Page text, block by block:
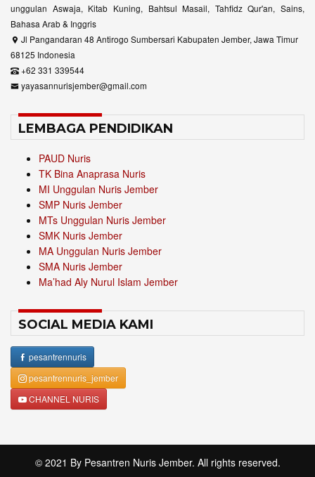
unggulan Aswaja, Kitab Kuning, Bahtsul Masail, Tahfidz Qur'an, Sains,
Bahasa Arab & Inggris
Jl Pangandaran 48 Antirogo Sumbersari Kabupaten Jember, Jawa Timur
68125 Indonesia
+62 331 339544
yayasannurisjember@gmail.com
LEMBAGA PENDIDIKAN
PAUD Nuris
TK Bina Anaprasa Nuris
MI Unggulan Nuris Jember
SMP Nuris Jember
MTs Unggulan Nuris Jember
SMK Nuris Jember
MA Unggulan Nuris Jember
SMA Nuris Jember
Ma’had Aly Nurul Islam Jember
SOCIAL MEDIA KAMI
pesantrennuris
pesantrennuris_jember
CHANNEL NURIS
© 2021 By Pesantren Nuris Jember. All rights reserved.